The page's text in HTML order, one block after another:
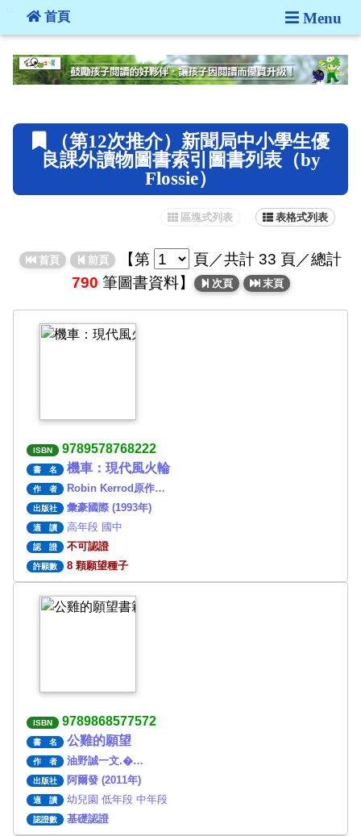
:::
首頁 Menu
（第12次推介）新聞局中小學生優
良課外讀物圖書索引圖書列表（by
Flossie）
表格式列表
區塊式列表
首頁 前頁 【第 頁／共計 33 頁／總計
790 筆圖書資料】 次頁 末頁
ISBN 9789578768222
書 名 機車：現代風火輪
作 者 Robin Kerrod原作…
出版社 彙豪國際 (1993年)
適 讀 高年段 國中
認 證 不可認證
許願數 8 顆願望種子
ISBN 9789868577572
書 名 公雞的願望
作 者 油野誠一文.�…
出版社 阿爾發 (2011年)
適 讀 幼兒園 低年段 中年段
認證數 基礎認證